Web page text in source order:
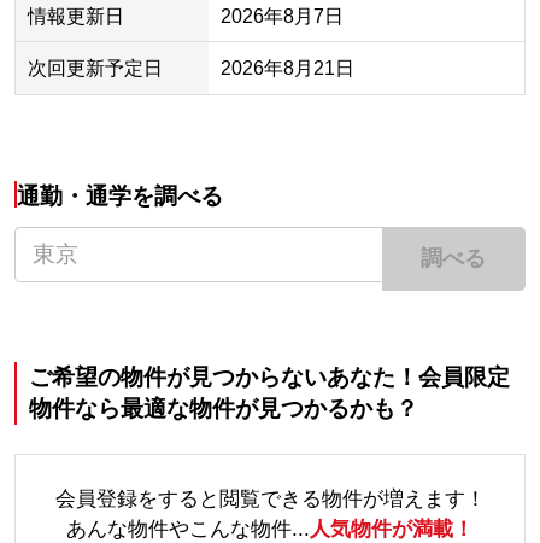
情報更新日 2026年8月7日
次回更新予定日 2026年8月21日
通勤・通学を調べる
調べる
ご希望の物件が見つからないあなた！会員限定
物件なら最適な物件が見つかるかも？
会員登録をすると閲覧できる物件が増えます！
あんな物件やこんな物件...人気物件が満載！